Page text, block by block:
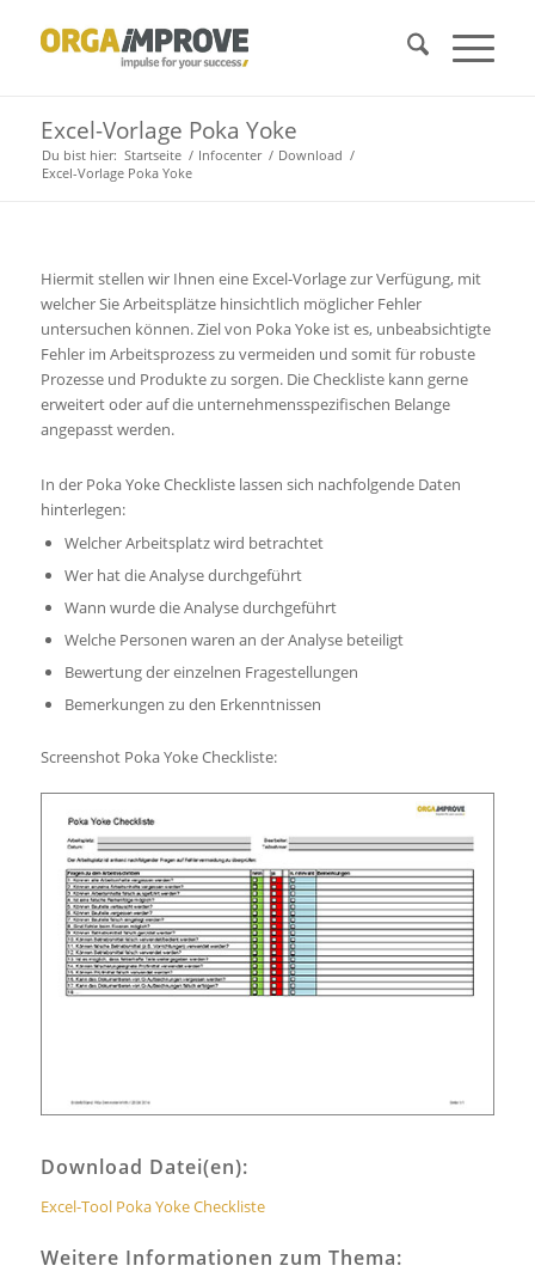
Excel-Vorlage Poka Yoke
Du bist hier: Startseite / Infocenter / Download /
Excel-Vorlage Poka Yoke
Hiermit stellen wir Ihnen eine Excel-Vorlage zur Verfügung, mit
welcher Sie Arbeitsplätze hinsichtlich möglicher Fehler
untersuchen können. Ziel von Poka Yoke ist es, unbeabsichtigte
Fehler im Arbeitsprozess zu vermeiden und somit für robuste
Prozesse und Produkte zu sorgen. Die Checkliste kann gerne
erweitert oder auf die unternehmensspezifischen Belange
angepasst werden.
In der Poka Yoke Checkliste lassen sich nachfolgende Daten
hinterlegen:
Welcher Arbeitsplatz wird betrachtet
Wer hat die Analyse durchgeführt
Wann wurde die Analyse durchgeführt
Welche Personen waren an der Analyse beteiligt
Bewertung der einzelnen Fragestellungen
Bemerkungen zu den Erkenntnissen
Screenshot Poka Yoke Checkliste:
Download Datei(en):
Excel-Tool Poka Yoke Checkliste
Weitere Informationen zum Thema: